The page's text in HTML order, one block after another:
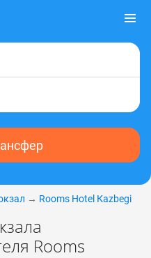
→ Rooms Hotel Каzbеgi
Rooms